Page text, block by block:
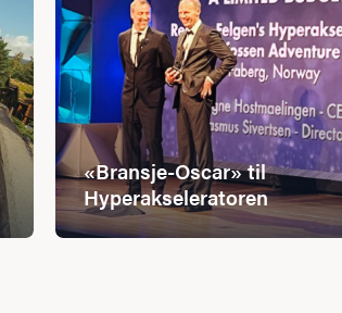
«Bransje-Oscar» til
Hyperakseleratoren